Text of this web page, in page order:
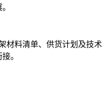
材料清单、供货计划及技术
。